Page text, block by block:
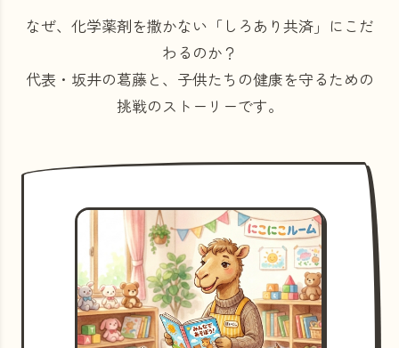
なぜ、化学薬剤を撒かない「しろあり共済」にこだ
わるのか？
代表・坂井の葛藤と、子供たちの健康を守るための
挑戦のストーリーです。